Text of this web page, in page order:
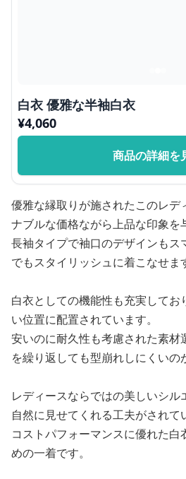
白衣 優雅な半袖白衣
¥4,060
商品の詳細を
優雅な縁取りが施されたこのレデ
ナブルな価格ながら上品な印象を
長袖タイプで袖口のデザインもス
でもスタイリッシュに着こなせま
白衣としての機能性も充実してお
い位置に配置されています。
安いのに耐久性も考慮された素材
を繰り返しても型崩れしにくいの
レディースならではの美しいシ
自然に見せてくれる工夫がされて
コストパフォーマンスに優れた
めの一着です。